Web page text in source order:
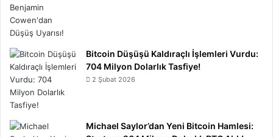
Bitcoin Düşüşü Kaldıraçlı İşlemleri Vurdu:
704 Milyon Dolarlık Tasfiye!
2 Şubat 2026
Michael Saylor’dan Yeni Bitcoin Hamlesi: